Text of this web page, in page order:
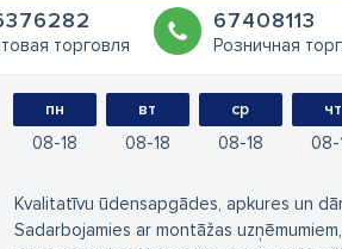
торговля
67408113
Розничная
пн
08 18
вт
08 18
ср
08 18
чт
08
Kvalitatīvu ūdensapgādes, apkures un
Sadarbojamies ar montāžas